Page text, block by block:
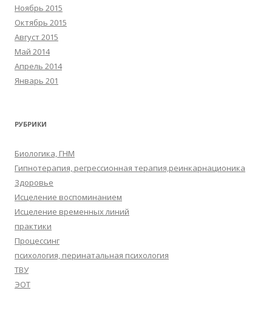
Ноябрь 2015
Октябрь 2015
Август 2015
Май 2014
Апрель 2014
Январь 201
РУБРИКИ
Биологика, ГНМ
Гипнотерапия, регрессионная терапия,реинкарнационика
Здоровье
Исцеление воспоминанием
Исцеление временных линий
практики
Процессинг
психология, перинатальная психология
ТВУ
ЭОТ